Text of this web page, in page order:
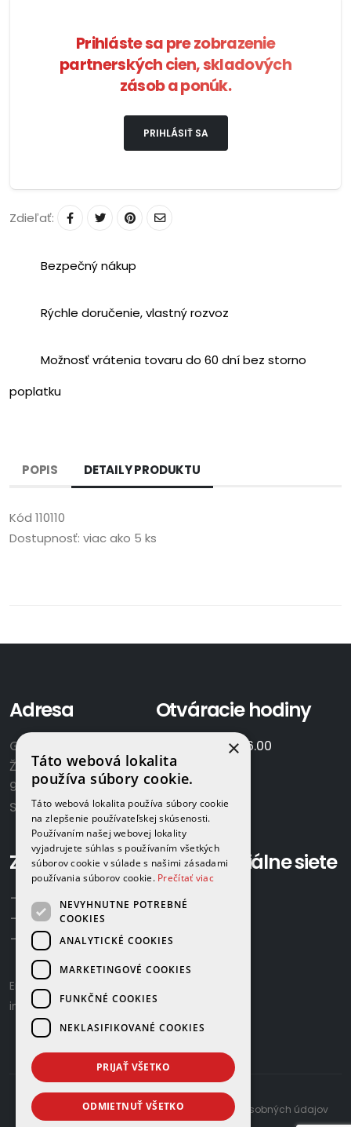
Prihláste sa pre zobrazenie
partnerských cien, skladových
zásob a ponúk.
PRIHLÁSIŤ SA
Zdieľať:
Bezpečný nákup
Rýchle doručenie, vlastný rozvoz
Možnosť vrátenia tovaru do 60 dní bez storno
poplatku
POPIS DETAILY PRODUKTU
Kód 110110
Dostupnosť: viac ako 5 ks
Adresa
GAMAPLYN s.r.o.
Železničná 570/8
922 02 Krakovany
Slovensko
Otváracie hodiny
7.00 - 16.00
So:
Zavolajte nám:
+421 918 524 702
+421 907 958 768
+421 948 615 083
Email us:
info@gamaplyn.sk
Sociálne siete
developed by © 2026 |Zásady ochrany osobných údajov
×
Táto webová lokalita
používa súbory cookie.
Táto webová lokalita používa súbory cookie
na zlepšenie používateľskej skúsenosti.
Používaním našej webovej lokality
vyjadrujete súhlas s používaním všetkých
súborov cookie v súlade s našimi zásadami
používania súborov cookie. Prečítať viac
NEVYHNUTNE POTREBNÉ
COOKIES
ANALYTICKÉ COOKIES
MARKETINGOVÉ COOKIES
FUNKČNÉ COOKIES
NEKLASIFIKOVANÉ COOKIES
PRIJAŤ VŠETKO
ODMIETNUŤ VŠETKO